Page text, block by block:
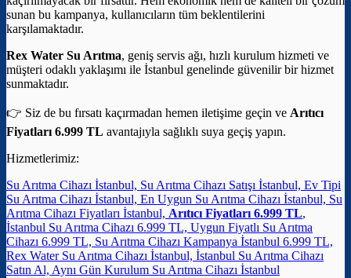
sunan bu kampanya, kullanıcıların tüm beklentilerini
karşılamaktadır.
Rex Water Su Arıtma, geniş servis ağı, hızlı kurulum hizmeti ve
müşteri odaklı yaklaşımı ile İstanbul genelinde güvenilir bir hizmet
sunmaktadır.
👉 Siz de bu fırsatı kaçırmadan hemen iletişime geçin ve Arıtıcı
Fiyatları 6.999 TL avantajıyla sağlıklı suya geçiş yapın.
Hizmetlerimiz:
Su Arıtma Cihazı İstanbul, Su Arıtma Cihazı Satışı İstanbul, Ev Tipi
Su Arıtma Cihazı İstanbul, En Uygun Su Arıtma Cihazı İstanbul, Su
Arıtma Cihazı Fiyatları İstanbul, Arıtıcı Fiyatları 6.999 TL,
İstanbul Su Arıtma Cihazı 6.999 TL, Uygun Fiyatlı Su Arıtma
Cihazı 6.999 TL, Su Arıtma Cihazı Kampanya İstanbul 6.999 TL,
Rex Water Su Arıtma Cihazı İstanbul, İstanbul Su Arıtma Cihazı
Satın Al, Aynı Gün Kurulum Su Arıtma Cihazı İstanbul